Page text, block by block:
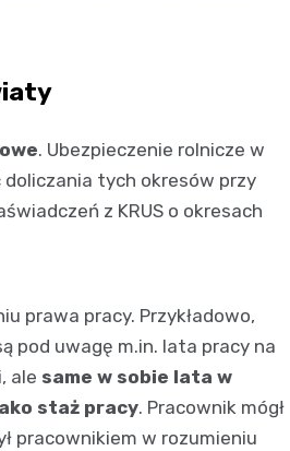
. Ubezpieczenie rolnicze w
tych okresów przy
z KRUS o okresach
prawa pracy. Przykładowo,
pod uwagę m.in. lata pracy na
ale same w sobie lata w
staż pracy. Pracownik mógł
pracownikiem w rozumieniu